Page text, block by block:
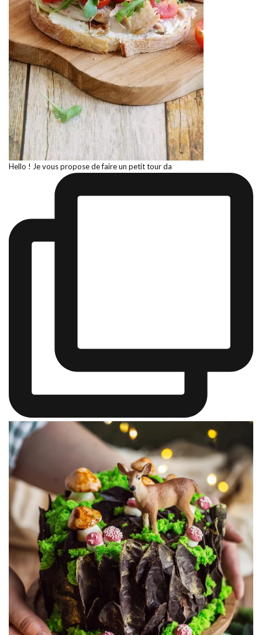
Hello ! Je vous propose de faire un petit tour da